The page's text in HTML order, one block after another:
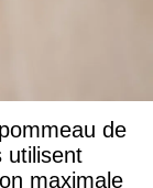
de
utilisent
maximale